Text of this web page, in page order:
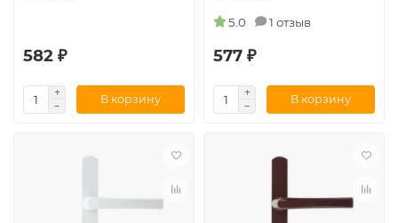
582 ₽
В корзину
5.0 1 отзыв
577 ₽
В корзину